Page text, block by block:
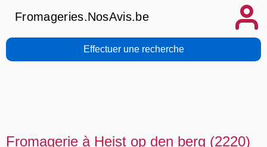
Fromageries.NosAvis.be
Effectuer une recherche
Fromagerie à Heist op den berg (2220)